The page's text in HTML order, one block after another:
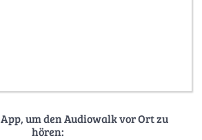
um den Audiowalk vor Ort zu
hören: